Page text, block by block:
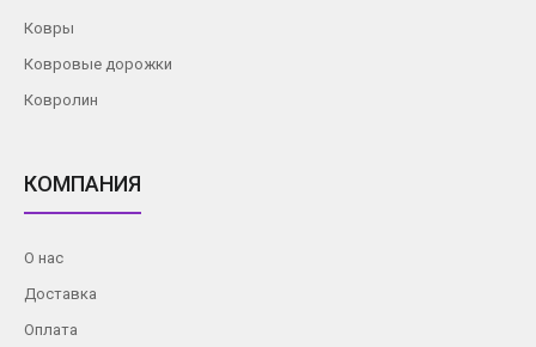
Ковры
Ковровые дорожки
Ковролин
КОМПАНИЯ
О нас
Доставка
Оплата